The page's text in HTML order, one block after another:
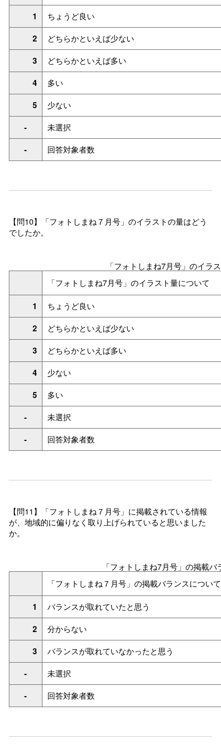
1
ちょうど良い
2
どちらかといえば少ない
3
どちらかといえば多い
4
多い
5
少ない
-
未選択
-
回答対象者数
【問10】「フォトしまね７月号」のイラストの量はどう
でしたか。
「フォトしまね7月号」のイラ
「フォトしまね7月号」のイラスト量について
1
ちょうど良い
2
どちらかといえば少ない
3
どちらかといえば多い
4
少ない
5
多い
-
未選択
-
回答対象者数
【問11】「フォトしまね７月号」に掲載されている情報
が、地域的に偏りなく取り上げられていると思いました
か。
「フォトしまね7月号」の掲載
「フォトしまね７月号」の掲載バランスについて
1
バランスが取れていたと思う
2
分からない
3
バランスが取れていなかったと思う
-
未選択
-
回答対象者数